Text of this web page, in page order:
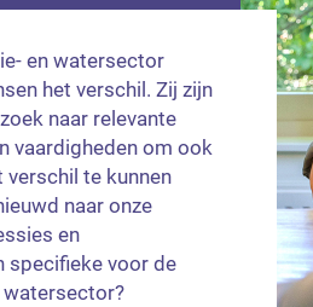
en watersector
het verschil. Zij zijn
naar relevante
vaardigheden om ook
verschil te kunnen
naar onze
en
specifieke voor de
watersector?